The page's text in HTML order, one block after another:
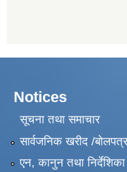
Notices
सूचना तथा समाचार
सार्वजनिक खरीद /
एन, कानुन तथा निर्देशिका